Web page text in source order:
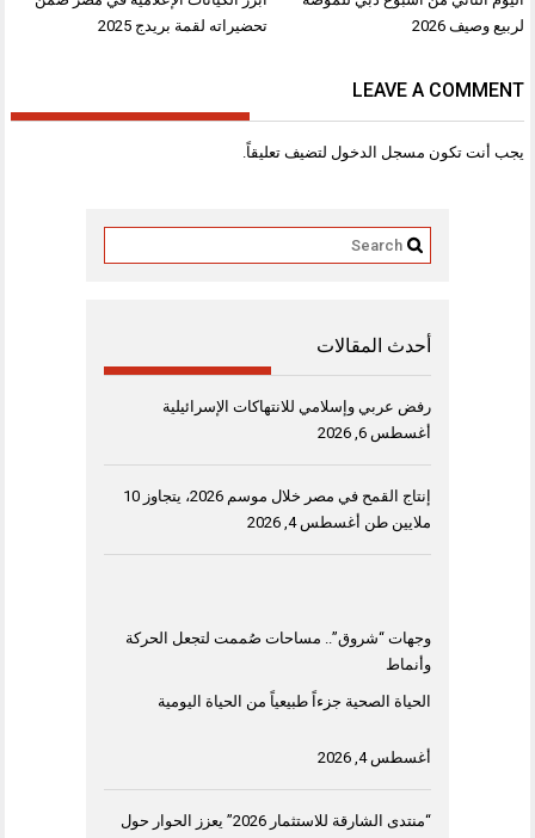
تحضيراته لقمة بريدج 2025
لربيع وصيف 2026
LEAVE A COMMENT
يجب أنت تكون مسجل الدخول لتضيف تعليقاً.
أحدث المقالات
رفض عربي وإسلامي للانتهاكات الإسرائيلية
أغسطس 6, 2026
إنتاج القمح في مصر خلال موسم 2026، يتجاوز 10
ملايين طن أغسطس 4, 2026
وجهات “شروق”.. مساحات صُممت لتجعل الحركة
وأنماط
الحياة الصحية جزءاً طبيعياً من الحياة اليومية
أغسطس 4, 2026
“منتدى الشارقة للاستثمار 2026” يعزز الحوار حول